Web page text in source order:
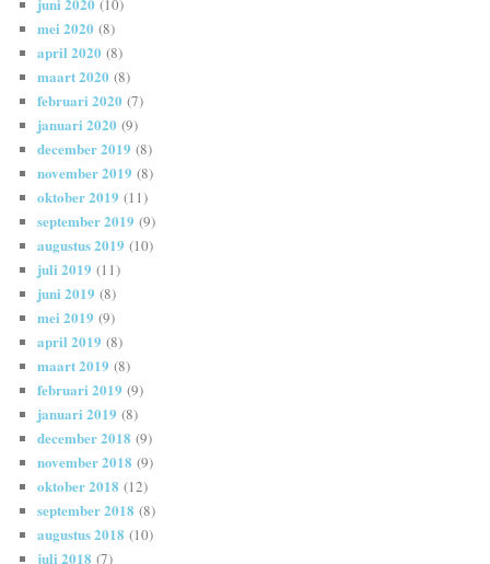
(10)
mei 2020 (8)
april 2020 (8)
maart 2020 (8)
februari 2020 (7)
januari 2020 (9)
december 2019 (8)
november 2019 (8)
oktober 2019 (11)
september 2019 (9)
augustus 2019 (10)
juli 2019 (11)
juni 2019 (8)
mei 2019 (9)
april 2019 (8)
maart 2019 (8)
februari 2019 (9)
januari 2019 (8)
december 2018 (9)
november 2018 (9)
oktober 2018 (12)
september 2018 (8)
augustus 2018 (10)
juli 2018 (7)